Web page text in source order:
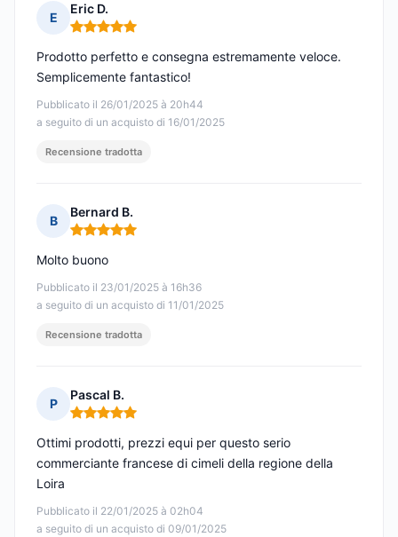
E
Eric D.
Nota: 5 su 5
Pubblicato il 26/01/2025 à 20h44
a seguito di un acquisto di 16/01/2025
Prodotto perfetto e consegna estremamente veloce.
Semplicemente fantastico!
Recensione tradotta
B
Bernard B.
Nota: 5 su 5
Pubblicato il 23/01/2025 à 16h36
a seguito di un acquisto di 11/01/2025
Molto buono
Recensione tradotta
P
Pascal B.
Nota: 5 su 5
Pubblicato il 22/01/2025 à 02h04
a seguito di un acquisto di 09/01/2025
Ottimi prodotti, prezzi equi per questo serio
commerciante francese di cimeli della regione della
Loira